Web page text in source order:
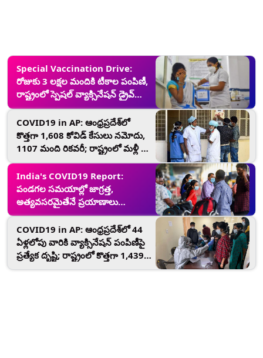
Special Vaccination Drive:
రోజుకు 3 లక్షల మందికి టీకాల పంపిణీ,
రాష్ట్రంలో స్పెషల్ వ్యాక్సినేషన్ డ్రైవ్
చేపట్టాలని అధికారులకు సీఎం కేసీఆర్
ఆదేశం; తెలంగాణలో ప్రస్తుతం 5 వేల
పైబడి ఉన్న కోవిడ్ ఆక్టివ్ కేసులు
COVID19 in AP: ఆంధ్రప్రదేశ్‌లో
కొత్తగా 1,608 కోవిడ్ కేసులు నమోదు,
1107 మంది రికవరీ; రాష్ట్రంలో మళ్లీ 15
వేలు దాటిన ఆక్టివ్ కేసుల సంఖ్య
India's COVID19 Report:
పండగల సమయాల్లో జాగ్రత్త,
అత్యవసరమైతేనే ప్రయాణాలు
చేయాలని కేంద్ర ప్రభుత్వం సూచన;
భారత్‌లో కొత్తగా 34,973 కోవిడ్ కేసులు,
260 మరణాలు నమోదు మరియు
37,681 మంది రికవరీ
COVID19 in AP: ఆంధ్రప్రదేశ్‌లో 44
ఏళ్లలోపు వారికి వ్యాక్సినేషన్ పంపిణీపై
ప్రత్యేక దృష్టి; రాష్ట్రంలో కొత్తగా 1,439